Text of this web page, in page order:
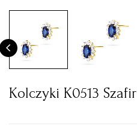
Kolczyki K0513 Szafir